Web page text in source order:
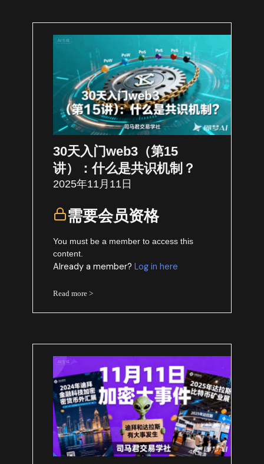
30天入门web3（第15
讲）：什么是共识机制？
2025年11月11日
需要会员资格
You must be a member to access this
content.
Already a member?Log in here
Read more >